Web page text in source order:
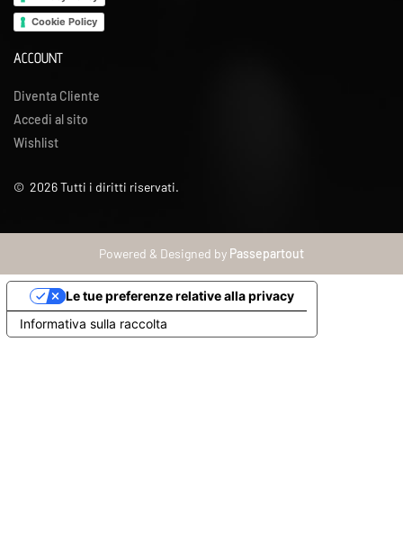
Cookie Policy
ACCOUNT
Diventa Cliente
Accedi al sito
Wishlist
© 2026Tutti i diritti riservati.
Powered & Designed by Passepartout
Informativa sulla raccolta
Le tue preferenze relative alla privacy